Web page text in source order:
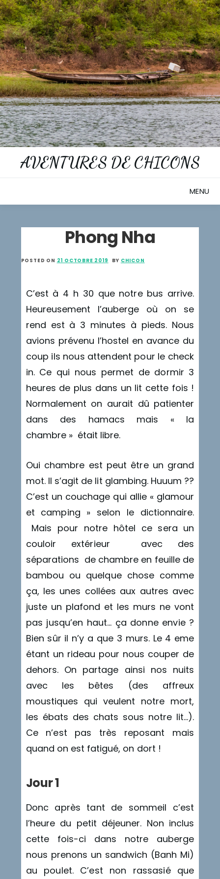
Skip
to
content
AVENTURES DE CHICONS
MENU
Phong Nha
POSTED ON 21 OCTOBRE 2019 BY CHICON
C’est à 4 h 30 que notre bus arrive.
Heureusement l’auberge où on se
rend est à 3 minutes à pieds. Nous
avions prévenu l’hostel en avance du
coup ils nous attendent pour le check
in. Ce qui nous permet de dormir 3
heures de plus dans un lit cette fois !
Normalement on aurait dû patienter
dans des hamacs mais « la
chambre » était libre.
Oui chambre est peut être un grand
mot. Il s’agit de lit glambing. Huuum ??
C’est un couchage qui allie « glamour
et camping » selon le dictionnaire.
Mais pour notre hôtel ce sera un
couloir extérieur avec des
séparations de chambre en feuille de
bambou ou quelque chose comme
ça, les unes collées aux autres avec
juste un plafond et les murs ne vont
pas jusqu’en haut… ça donne envie ?
Bien sûr il n’y a que 3 murs. Le 4 eme
étant un rideau pour nous couper de
dehors. On partage ainsi nos nuits
avec les bêtes (des affreux
moustiques qui veulent notre mort,
les ébats des chats sous notre lit…).
Ce n’est pas très reposant mais
quand on est fatigué, on dort !
Jour 1
Donc après tant de sommeil c’est
l’heure du petit déjeuner. Non inclus
cette fois-ci dans notre auberge
nous prenons un sandwich (Banh Mi)
au poulet. C’est non rassasié que